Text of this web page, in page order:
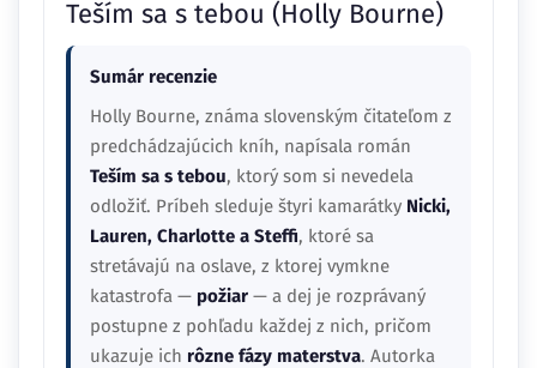
Teším sa s tebou (Holly Bourne)
Sumár recenzie
Holly Bourne, známa slovenským čitateľom z
predchádzajúcich kníh, napísala román
Teším sa s tebou, ktorý som si nevedela
odložiť. Príbeh sleduje štyri kamarátky Nicki,
Lauren, Charlotte a Steffi, ktoré sa
stretávajú na oslave, z ktorej vymkne
katastrofa — požiar — a dej je rozprávaný
postupne z pohľadu každej z nich, pričom
ukazuje ich rôzne fázy materstva. Autorka